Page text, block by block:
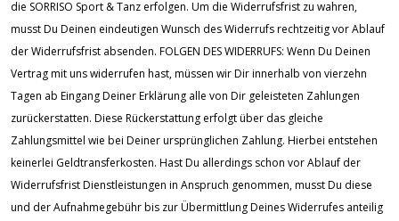
die SORRISO Sport & Tanz erfolgen. Um die Widerrufsfrist zu wahren,
musst Du Deinen eindeutigen Wunsch des Widerrufs rechtzeitig vor Ablauf
der Widerrufsfrist absenden. FOLGEN DES WIDERRUFS: Wenn Du Deinen
Vertrag mit uns widerrufen hast, müssen wir Dir innerhalb von vierzehn
Tagen ab Eingang Deiner Erklärung alle von Dir geleisteten Zahlungen
zurückerstatten. Diese Rückerstattung erfolgt über das gleiche
Zahlungsmittel wie bei Deiner ursprünglichen Zahlung. Hierbei entstehen
keinerlei Geldtransferkosten. Hast Du allerdings schon vor Ablauf der
Widerrufsfrist Dienstleistungen in Anspruch genommen, musst Du diese
und der Aufnahmegebühr bis zur Übermittlung Deines Widerrufes anteilig